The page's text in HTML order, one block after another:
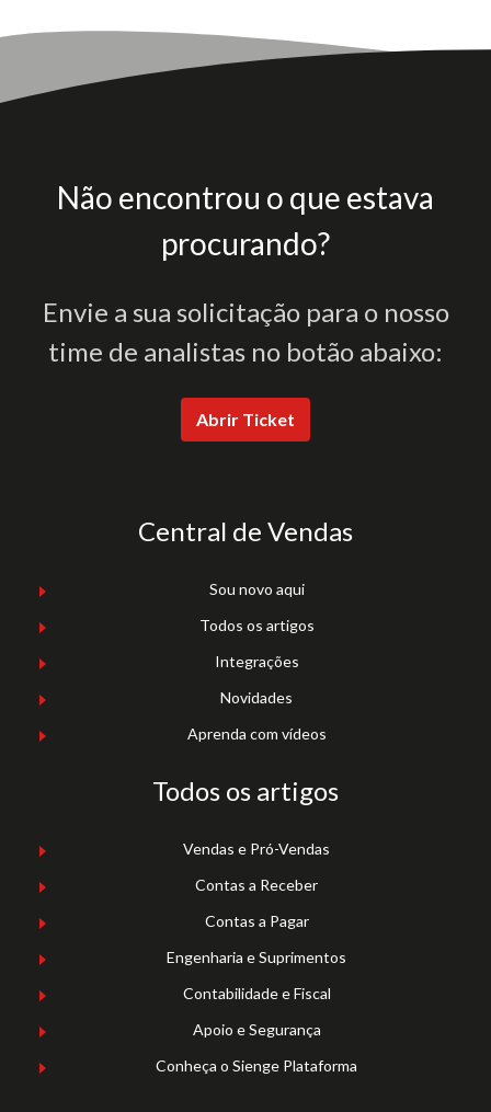
Não encontrou o que estava
procurando?
Envie a sua solicitação para o nosso
time de analistas no botão abaixo:
Abrir Ticket
Central de Vendas
Sou novo aqui
Todos os artigos
Integrações
Novidades
Aprenda com vídeos
Todos os artigos
Vendas e Pró-Vendas
Contas a Receber
Contas a Pagar
Engenharia e Suprimentos
Contabilidade e Fiscal
Apoio e Segurança
Conheça o Sienge Plataforma